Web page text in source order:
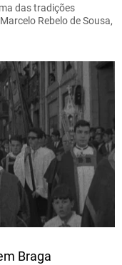
das tradições
Rebelo de Sousa,
Braga